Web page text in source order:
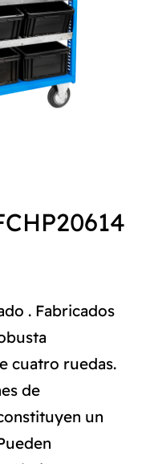
. Fabricados
cuatro ruedas.
de
un